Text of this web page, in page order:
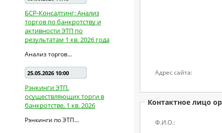
БСР-Консалтинг: Анализ
торгов по банкротству и
активности ЭТП по
результатам 1 кв. 2026 года
Анализ торгов...
25.05.2026 10:00
Рэнкинги ЭТП,
осуществляющих торги в
банкротстве, 1 кв. 2026
Рэнкинги по ЭТП...
Адрес сайта:
Контактное лицо
Ф.И.О.: